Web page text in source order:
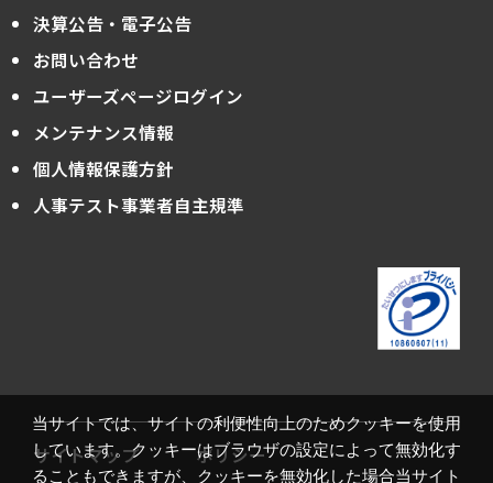
当サイトでは、サイトの利便性向上のためクッキーを使用
しています。クッキーはブラウザの設定によって無効化す
ることもできますが、クッキーを無効化した場合当サイト
決算公告・電子公告
お問い合わせ
ユーザーズページログイン
メンテナンス情報
個人情報保護方針
人事テスト事業者自主規準
サイトマップ ポリシー